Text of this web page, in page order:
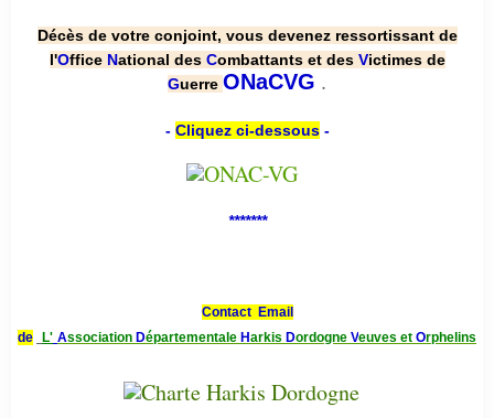
Décès de votre conjoint, vous devenez ressortissant de
l'Office National des Combattants et des Victimes de
Guerre ONaCVG .
- Cliquez ci-dessous-
*******
Contact Email
de
L' Association Départementale Harkis Dordogne Veuves et Orphelins